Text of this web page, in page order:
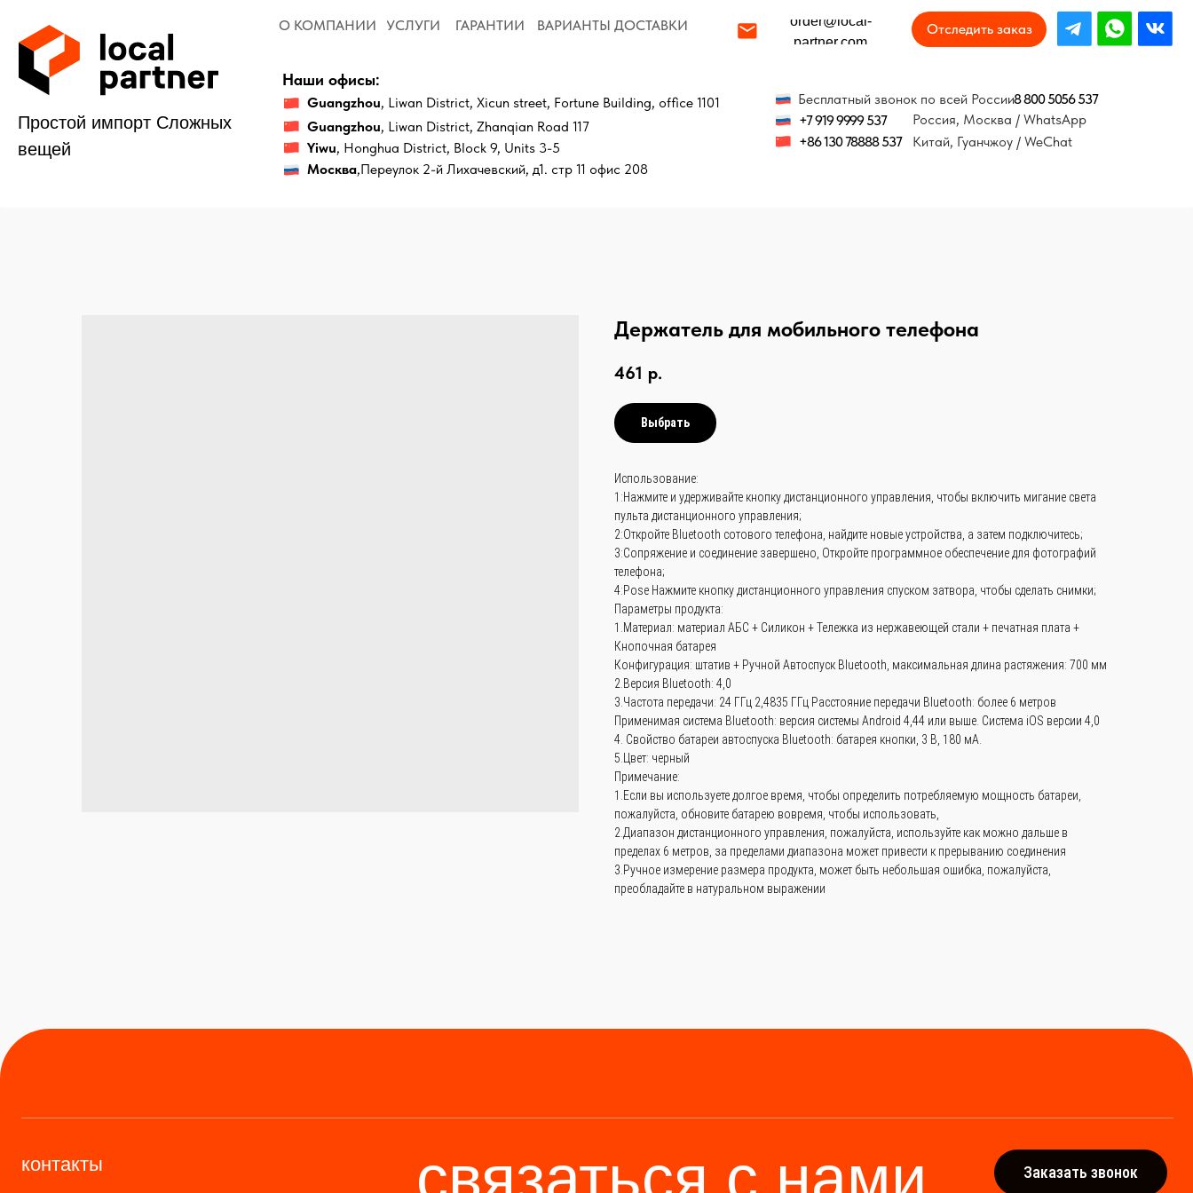
О КОМПАНИИ УСЛУГИ ГАРАНТИИ
+86 130 78888 537
+7 919 9999 537
partner.com
ВАРИАНТЫ ДОСТАВКИ
Китай, Гуанчжоу / WeChat
Россия, Москва / WhatsApp
вещей
Москва,Переулок 2-й Лихачевский, д1. стр 11 офис 208
Yiwu , Honghua District, Block 9, Units 3-5
, Liwan District, Xicun street, Fortune Building, office 1101
Guangzhou
, Liwan District, Zhanqian Road 117
Наши офисы:
Отследить заказ
Держатель для мобильного телефона
461 р.
Выбрать
Использование:
1:Нажмите и удерживайте кнопку дистанционного управления, чтобы включить мигание света
пульта дистанционного управления;
2:Откройте Bluetooth сотового телефона, найдите новые устройства, а затем подключитесь;
3:Сопряжение и соединение завершено, Откройте программное обеспечение для фотографий
телефона;
4:Pose Нажмите кнопку дистанционного управления спуском затвора, чтобы сделать снимки;
Параметры продукта:
1.Материал: материал АБС + Силикон + Тележка из нержавеющей стали + печатная плата +
Кнопочная батарея
Конфигурация: штатив + Ручной Автоспуск Bluetooth, максимальная длина растяжения: 700 мм
2.Версия Bluetooth: 4,0
3.Частота передачи: 24 ГГц 2,4835 ГГц Расстояние передачи Bluetooth: более 6 метров
Применимая система Bluetooth: версия системы Android 4,44 или выше. Система iOS версии 4,0
4. Свойство батареи автоспуска Bluetooth: батарея кнопки, 3 В, 180 мА.
5.Цвет: черный
Примечание:
1.Если вы используете долгое время, чтобы определить потребляемую мощность батареи,
пожалуйста, обновите батарею вовремя, чтобы использовать,
2.Диапазон дистанционного управления, пожалуйста, используйте как можно дальше в
пределах 6 метров, за пределами диапазона может привести к прерыванию соединения
3.Ручное измерение размера продукта, может быть небольшая ошибка, пожалуйста,
преобладайте в натуральном выражении
—просто и быстро
контакты
86 (136) 00-08-